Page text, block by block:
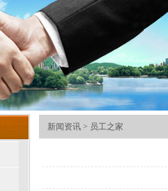
新闻资讯 > 员工之家